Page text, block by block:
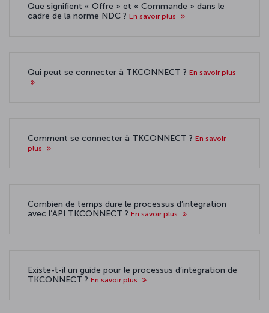
Que signifient « Offre » et « Commande » dans le
cadre de la norme NDC ? En savoir plus
Qui peut se connecter à TKCONNECT ? En savoir plus
Comment se connecter à TKCONNECT ? En savoir
plus
Combien de temps dure le processus d’intégration
avec l’API TKCONNECT ? En savoir plus
Existe-t-il un guide pour le processus d’intégration de
TKCONNECT ? En savoir plus